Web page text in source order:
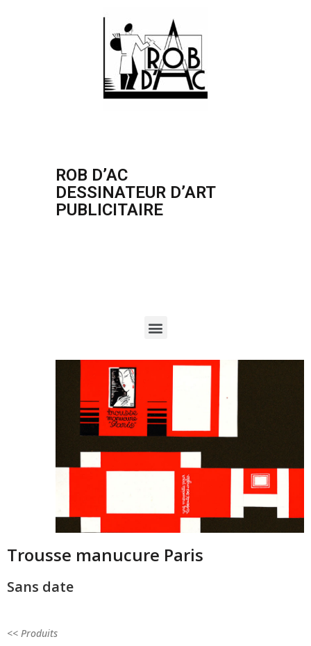
ROB D’AC
DESSINATEUR D’ART
PUBLICITAIRE
Trousse manucure Paris
Sans date
<< Produits